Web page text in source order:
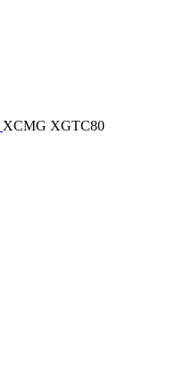
XCMG XGTC80